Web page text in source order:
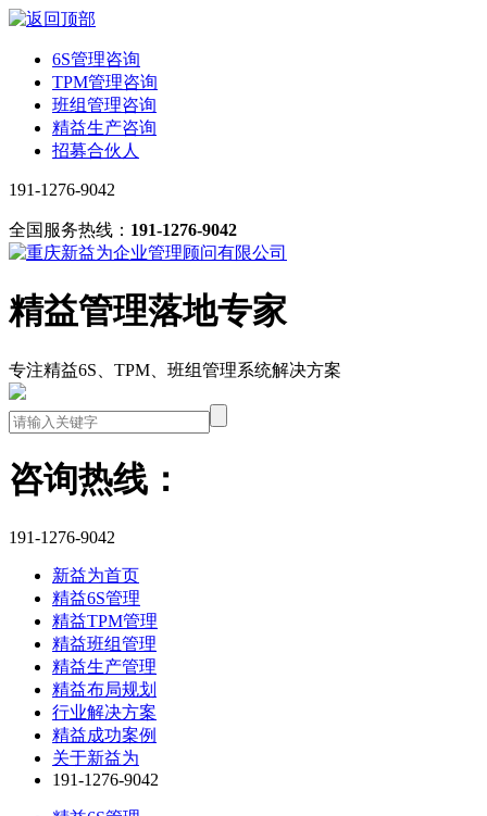
6S管理咨询
TPM管理咨询
班组管理咨询
精益生产咨询
招募合伙人
191-1276-9042
全国服务热线： 191-1276-9042
精益管理落地专家
专注精益6S、TPM、班组管理系统解决方案
咨询热线：
191-1276-9042
新益为首页
精益6S管理
精益TPM管理
精益班组管理
精益生产管理
精益布局规划
行业解决方案
精益成功案例
关于新益为
191-1276-9042